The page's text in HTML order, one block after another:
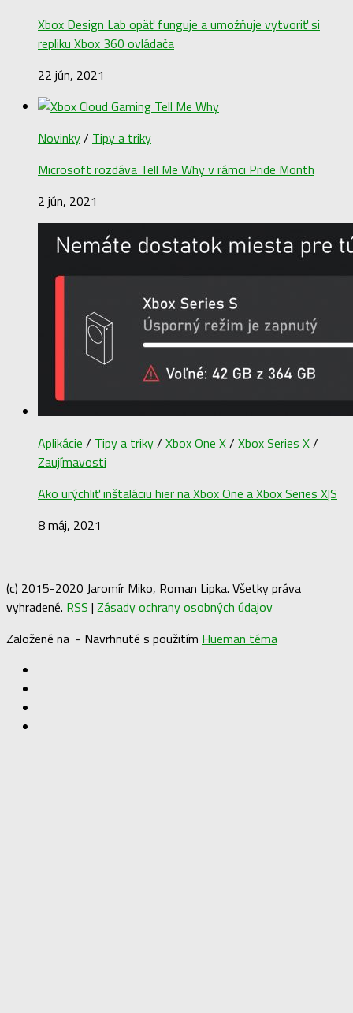
Xbox Design Lab opäť funguje a umožňuje vytvoriť si
repliku Xbox 360 ovládača
22 jún, 2021
Novinky/ Tipy a triky
Microsoft rozdáva Tell Me Why v rámci Pride Month
2 jún, 2021
Aplikácie / Tipy a triky/ Xbox One X/ Xbox Series X/
Zaujímavosti
Ako urýchliť inštaláciu hier na Xbox One a Xbox Series X|S
8 máj, 2021
(c) 2015-2020 Jaromír Miko, Roman Lipka. Všetky práva
vyhradené. RSS | Zásady ochrany osobných údajov
Založené na - Navrhnuté s použitím Hueman téma